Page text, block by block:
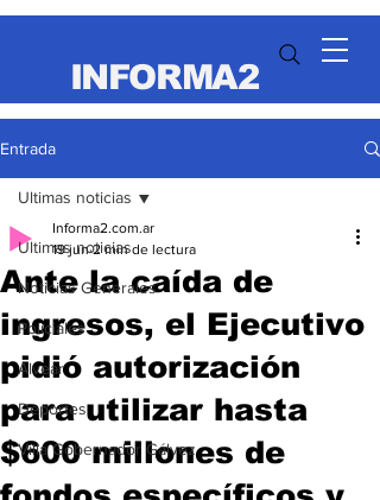
INFORMA2
Entrada
Ultimas noticias
Noticias Generales
Policiales
Alvear
Deportes
Villa Gobernador Gálvez
Ultimas noticias
Ante la caída de
ingresos, el Ejecutivo
pidió autorización
para utilizar hasta
$600 millones de
Informa2.com.ar
19 jun 2 min de lectura